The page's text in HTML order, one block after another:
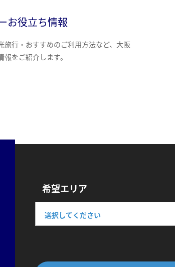
お役立ち情報
旅行・おすすめのご利用方法など、大阪
をご紹介します。
希望エリア